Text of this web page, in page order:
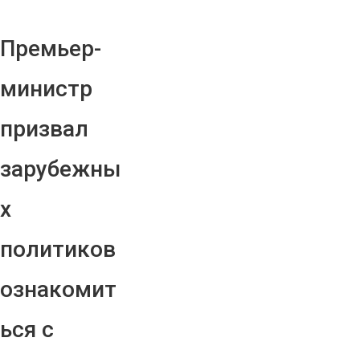
Премьер-
министр
призвал
зарубежны
х
политиков
ознакомит
ься с